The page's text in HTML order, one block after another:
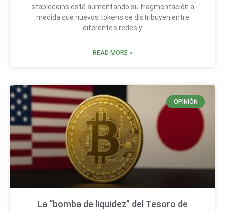
stablecoins está aumentando su fragmentación a
medida que nuevos tokens se distribuyen entre
diferentes redes y
READ MORE »
OPINIÓN
La “bomba de liquidez” del Tesoro de